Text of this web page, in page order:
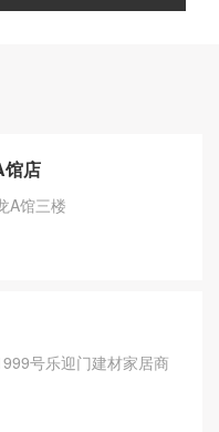
馆店
A馆三楼
号乐迎门建材家居商